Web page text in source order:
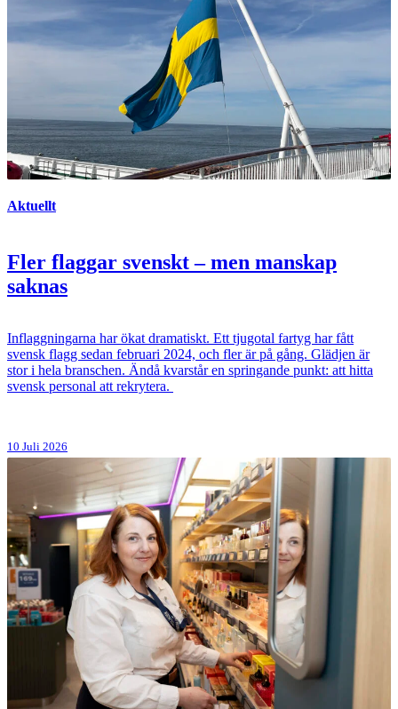
Aktuellt
Fler flaggar svenskt – men manskap
saknas
Inflaggningarna har ökat dramatiskt. Ett tjugotal fartyg har fått
svensk flagg sedan februari 2024, och fler är på gång. Glädjen är
stor i hela branschen. Ändå kvarstår en springande punkt: att hitta
svensk personal att rekrytera.
10 Juli 2026